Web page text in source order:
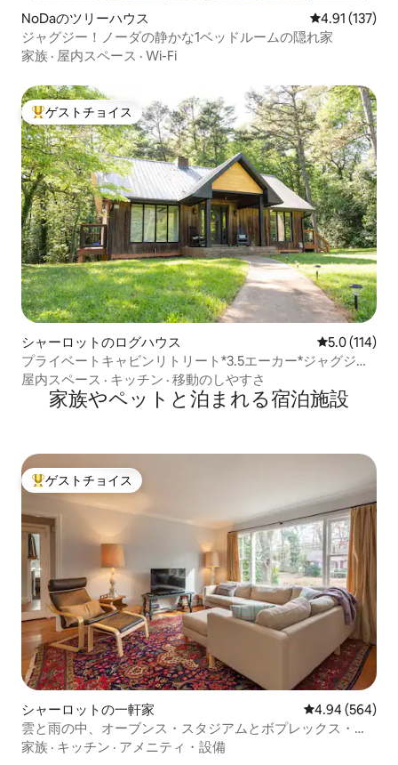
NoDaのツリーハウス レビュー137
4.91 (137)
ジャグジー！ノーダの静かな1ベッドルームの隠れ家
家族 · 屋内スペース · Wi-Fi
大好評のゲストチョイスです。
ゲストチョイス
シャーロットのログハウス レビュー114
5.0 (114)
プライベートキャビンリトリート*3.5エーカー*ジャグジー*
ゲームロフト
屋内スペース · キッチン · 移動のしやすさ
家族やペットと泊まれる宿泊施設
大好評のゲストチョイスです。
ゲストチョイス
シャーロットの一軒家 レビュー564
4.94 (564)
雲と雨の中、オーブンス・スタジアムとボプレックス・コ
リゼウムまで散策しよう
家族 · キッチン · アメニティ・設備